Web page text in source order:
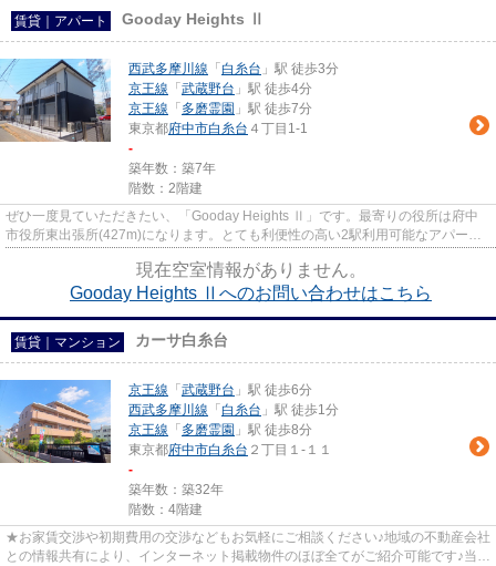
賃貸｜アパート Gooday Heights Ⅱ
西武多摩川線 「 白糸台 」駅 徒歩3分
京王線 「 武蔵野台 」駅 徒歩4分
京王線 「 多磨霊園 」駅 徒歩7分
東京都府中市白糸台 ４丁目1-1
-
築年数：築7年
階数：2階建
ぜひ一度見ていただきたい、「Gooday Heights Ⅱ」です。最寄りの役所は府中
市役所東出張所(427m)になります。とても利便性の高い2駅利用可能なアパート
現在空室情報がありません。
Gooday Heights Ⅱへのお問い合わせはこちら
賃貸｜マンション カーサ白糸台
京王線 「 武蔵野台 」駅 徒歩6分
西武多摩川線 「 白糸台 」駅 徒歩1分
京王線 「 多磨霊園 」駅 徒歩8分
東京都府中市白糸台 ２丁目１-１１
-
築年数：築32年
階数：4階建
★お家賃交渉や初期費用の交渉などもお気軽にご相談ください♪地域の不動産会社
との情報共有により、インターネット掲載物件のほぼ全てがご紹介可能です♪当店